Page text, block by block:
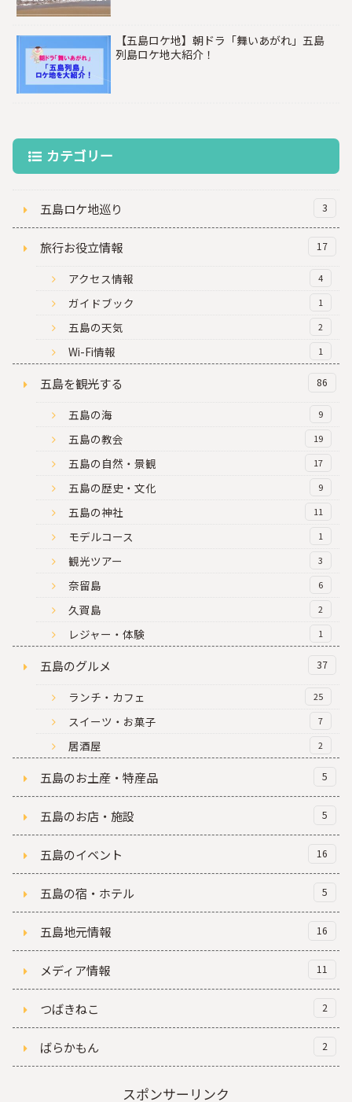
【五島ロケ地】朝ドラ「舞いあがれ」五島
列島ロケ地大紹介！
カテゴリー
五島ロケ地巡り 3
旅行お役立情報 17
アクセス情報 4
ガイドブック 1
五島の天気 2
Wi-Fi情報 1
五島を観光する 86
五島の海 9
五島の教会 19
五島の自然・景観 17
五島の歴史・文化 9
五島の神社 11
モデルコース 1
観光ツアー 3
奈留島 6
久賀島 2
レジャー・体験 1
五島のグルメ 37
ランチ・カフェ 25
スイーツ・お菓子 7
居酒屋 2
五島のお土産・特産品 5
五島のお店・施設 5
五島のイベント 16
五島の宿・ホテル 5
五島地元情報 16
メディア情報 11
つばきねこ 2
ばらかもん 2
スポンサーリンク